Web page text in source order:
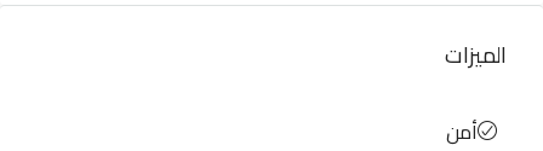
الميزات
أمن